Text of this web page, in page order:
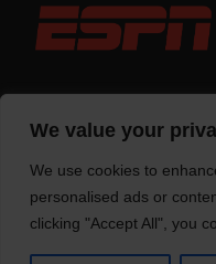
We value your
We use cookies to
personalised ads or
clicking "Accept All", you
Trotse